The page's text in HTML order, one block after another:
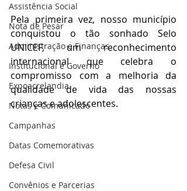
Assistência Social
Nota de Pesar
Administração e Finanças
Institucional e Governo
Expoacrelandia
Notas e Comunicado
Campanhas
Datas Comemorativas
Defesa Civil
Convênios e Parcerias
Pela primeira vez, nosso município
conquistou o tão sonhado Selo
UNICEF, um reconhecimento
internacional que celebra o
compromisso com a melhoria da
qualidade de vida das nossas
crianças e adolescentes.